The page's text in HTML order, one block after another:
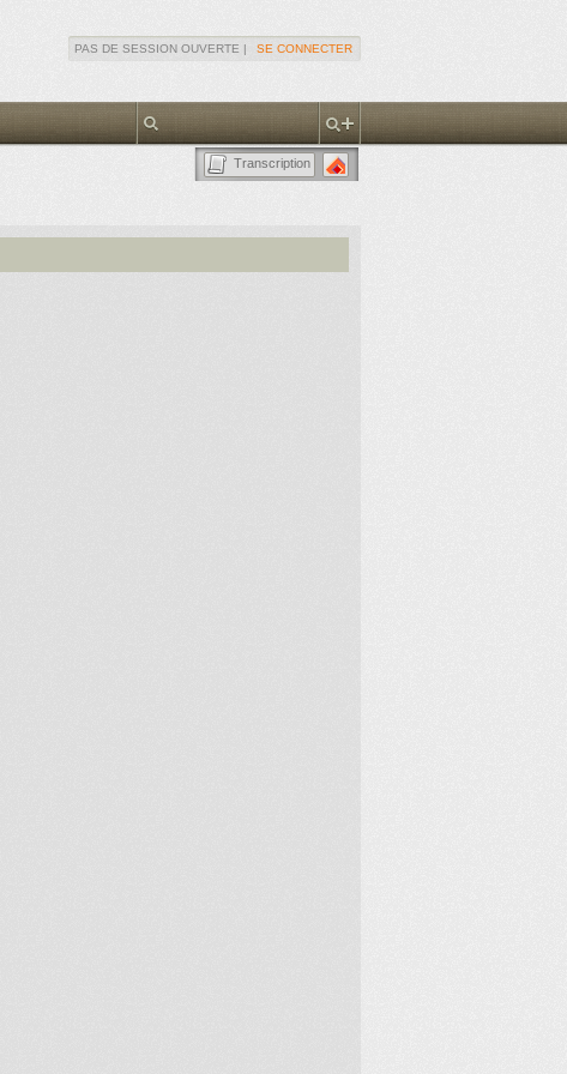
PAS DE SESSION OUVERTE | SE CONNECTER
Transcription